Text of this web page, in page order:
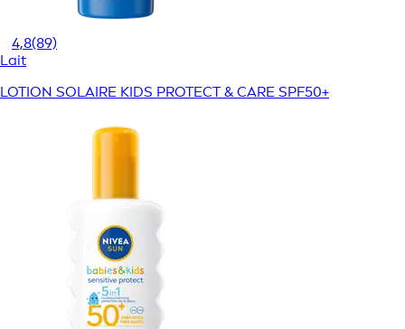
4,8(89)
Lait
LOTION SOLAIRE KIDS PROTECT & CARE SPF50+